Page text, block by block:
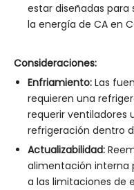
estar diseñadas
la energía de CA en
Consideraciones:
Enfriamiento: Las
requieren una
requerir ventiladores
refrigeración dentro
Actualizabilidad:
alimentación interna
a las limitaciones de